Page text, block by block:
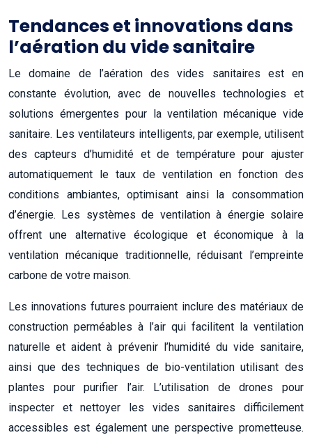
Tendances et innovations dans
l’aération du vide sanitaire
Le domaine de l’aération des vides sanitaires est en
constante évolution, avec de nouvelles technologies et
solutions émergentes pour la ventilation mécanique vide
sanitaire. Les ventilateurs intelligents, par exemple, utilisent
des capteurs d’humidité et de température pour ajuster
automatiquement le taux de ventilation en fonction des
conditions ambiantes, optimisant ainsi la consommation
d’énergie. Les systèmes de ventilation à énergie solaire
offrent une alternative écologique et économique à la
ventilation mécanique traditionnelle, réduisant l’empreinte
carbone de votre maison.
Les innovations futures pourraient inclure des matériaux de
construction perméables à l’air qui facilitent la ventilation
naturelle et aident à prévenir l’humidité du vide sanitaire,
ainsi que des techniques de bio-ventilation utilisant des
plantes pour purifier l’air. L’utilisation de drones pour
inspecter et nettoyer les vides sanitaires difficilement
accessibles est également une perspective prometteuse.